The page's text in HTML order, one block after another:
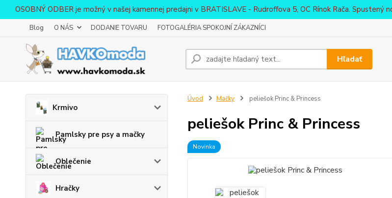
OSOBNÝ ODBER je možný v našej kamennej predajni v BRATISLAVE - Rudroffova 5, OC Rínok Rača. Spustený
Blog O NÁS DODANIE TOVARU FOTOGALÉRIA SPOKOJNÍ ZÁKAZNÍCI
Hľadať
Krmivo
Pamlsky pre psy a mačky
Oblečenie
Hračky
Úvod Mačky peliešok Princ & Princess
peliešok Princ & Princess
Novinka